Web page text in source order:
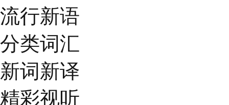
流行新语
分类词汇
新词新译
精彩视听